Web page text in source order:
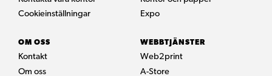
Cookieinställningar
Expo
OM OSS
Kontakt
Om oss
WEBBTJÄNSTER
Web2print
A-Store